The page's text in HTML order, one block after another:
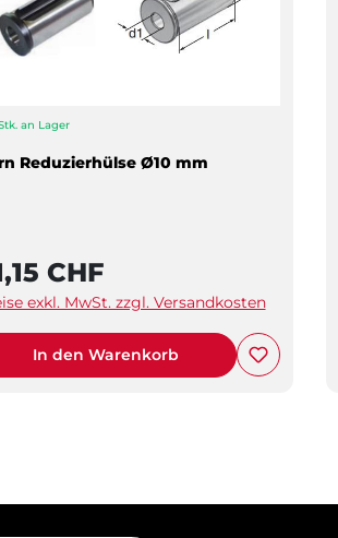
an Lager
Reduzierhülse Ø10 mm
CHF
exkl. MwSt. zzgl. Versandkosten
In den Warenkorb